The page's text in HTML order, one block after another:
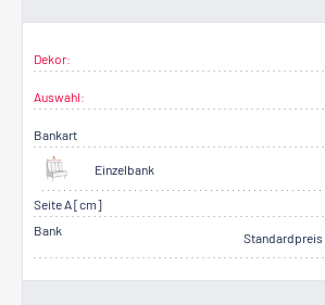
Dekor:
Auswahl:
Bankart
Einzelbank
Seite A [cm]
Bank
Standardpreis